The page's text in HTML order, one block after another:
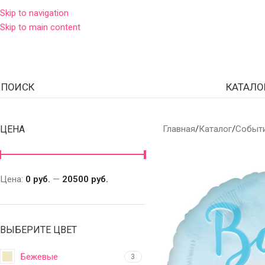
Skip to navigation
Skip to main content
ПОИСК
ЦЕНА
Цена: 0 руб. — 20500 руб.
ВЫБЕРИТЕ ЦВЕТ
Бежевые 3
Главная Каталог